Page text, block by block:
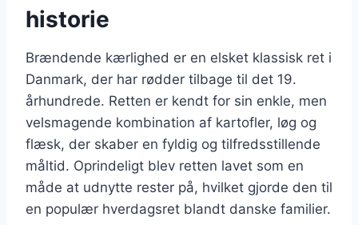
historie
Brændende kærlighed er en elsket klassisk ret i
Danmark, der har rødder tilbage til det 19.
århundrede. Retten er kendt for sin enkle, men
velsmagende kombination af kartofler, løg og
flæsk, der skaber en fyldig og tilfredsstillende
måltid. Oprindeligt blev retten lavet som en
måde at udnytte rester på, hvilket gjorde den til
en populær hverdagsret blandt danske familier.